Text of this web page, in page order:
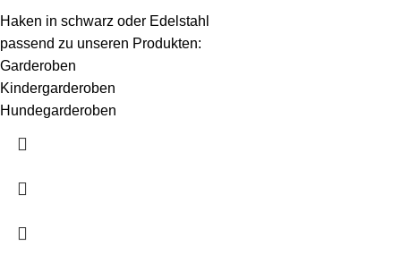
Haken in schwarz oder Edelstahl
passend zu unseren Produkten:
Garderoben
Kindergarderoben
Hundegarderoben